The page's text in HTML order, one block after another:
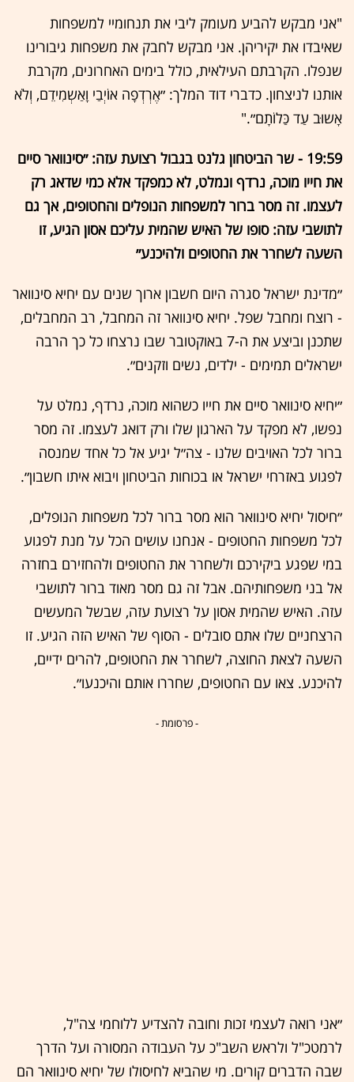
"אני מבקש להביע מעומק ליבי את תנחומיי למשפחות
שאיבדו את יקיריהן. אני מבקש לחבק את משפחות גיבורינו
שנפלו. הקרבתם העילאית, כולל בימים האחרונים, מקרבת
אותנו לניצחון. כדברי דוד המלך: ״אֶרְדְפָה אוֹיְבַי וָאַשְמִידֵם, וְלֹא
אָשוּב עַד כַּלוֹתָם״."
19:59 - שר הביטחון גלנט בגבול רצועת עזה: ״סינוואר סיים
את חייו מוכה, נרדף ונמלט, לא כמפקד אלא כמי שדאג רק
לעצמו. זה מסר ברור למשפחות הנופלים והחטופים, אך גם
לתושבי עזה: סופו של האיש שהמית עליכם אסון הגיע, זו
השעה לשחרר את החטופים ולהיכנע״
״מדינת ישראל סגרה היום חשבון ארוך שנים עם יחיא סינוואר
- רוצח ומחבל שפל. יחיא סינוואר זה המחבל, רב המחבלים,
שתכנן וביצע את ה-7 באוקטובר שבו נרצחו כל כך הרבה
ישראלים תמימים - ילדים, נשים וזקנים״.
״יחיא סינוואר סיים את חייו כשהוא מוכה, נרדף, נמלט על
נפשו, לא מפקד על הארגון שלו ורק דואג לעצמו. זה מסר
ברור לכל האויבים שלנו - צה״ל יגיע אל כל אחד שמנסה
לפגוע באזרחי ישראל או בכוחות הביטחון ויבוא איתו חשבון״.
״חיסול יחיא סינוואר הוא מסר ברור לכל משפחות הנופלים,
לכל משפחות החטופים - אנחנו עושים הכל על מנת לפגוע
במי שפגע ביקירכם ולשחרר את החטופים ולהחזירם בחזרה
אל בני משפחותיהם. אבל זה גם מסר מאוד ברור לתושבי
עזה. האיש שהמית אסון על רצועת עזה, שבשל המעשים
הרצחניים שלו אתם סובלים - הסוף של האיש הזה הגיע. זו
השעה לצאת החוצה, לשחרר את החטופים, להרים ידיים,
להיכנע. צאו עם החטופים, שחררו אותם והיכנעו״.
- פרסומת -
״אני רואה לעצמי זכות וחובה להצדיע ללוחמי צה"ל,
לרמטכ"ל ולראש השב"כ על העבודה המסורה ועל הדרך
שבה הדברים קורים. מי שהביא לחיסולו של יחיא סינוואר הם